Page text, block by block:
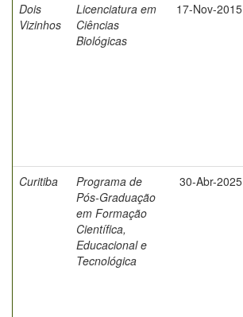
Dois
Vizinhos
Licenciatura em
Ciências
Biológicas
17-Nov-2015
Curitiba
Programa de
Pós-Graduação
em Formação
Científica,
Educacional e
Tecnológica
30-Abr-2025